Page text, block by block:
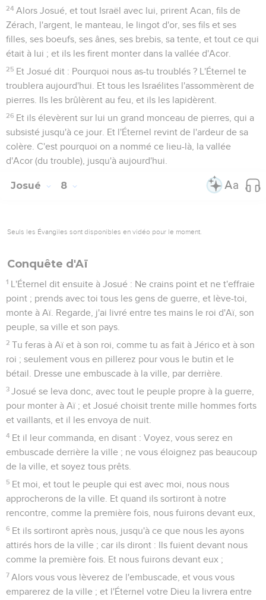
24 Alors Josué, et tout Israël avec lui, prirent Acan, fils de
Zérach, l'argent, le manteau, le lingot d'or, ses fils et ses
filles, ses boeufs, ses ânes, ses brebis, sa tente, et tout ce qui
était à lui ; et ils les firent monter dans la vallée d'Acor.
25 Et Josué dit : Pourquoi nous as-tu troublés ? L'Éternel te
troublera aujourd'hui. Et tous les Israélites l'assommèrent de
pierres. Ils les brûlèrent au feu, et ils les lapidèrent.
26 Et ils élevèrent sur lui un grand monceau de pierres, qui a
subsisté jusqu'à ce jour. Et l'Éternel revint de l'ardeur de sa
colère. C'est pourquoi on a nommé ce lieu-là, la vallée
d'Acor (du trouble), jusqu'à aujourd'hui.
Josué 8
Seuls les Évangiles sont disponibles en vidéo pour le moment.
Conquête d'Aï
1 L'Éternel dit ensuite à Josué : Ne crains point et ne t'effraie
point ; prends avec toi tous les gens de guerre, et lève-toi,
monte à Aï. Regarde, j'ai livré entre tes mains le roi d'Aï, son
peuple, sa ville et son pays.
2 Tu feras à Aï et à son roi, comme tu as fait à Jérico et à son
roi ; seulement vous en pillerez pour vous le butin et le
bétail. Dresse une embuscade à la ville, par derrière.
3 Josué se leva donc, avec tout le peuple propre à la guerre,
pour monter à Aï ; et Josué choisit trente mille hommes forts
et vaillants, et il les envoya de nuit.
4 Et il leur commanda, en disant : Voyez, vous serez en
embuscade derrière la ville ; ne vous éloignez pas beaucoup
de la ville, et soyez tous prêts.
5 Et moi, et tout le peuple qui est avec moi, nous nous
approcherons de la ville. Et quand ils sortiront à notre
rencontre, comme la première fois, nous fuirons devant eux,
6 Et ils sortiront après nous, jusqu'à ce que nous les ayons
attirés hors de la ville ; car ils diront : Ils fuient devant nous
comme la première fois. Et nous fuirons devant eux ;
7 Alors vous vous lèverez de l'embuscade, et vous vous
emparerez de la ville ; et l'Éternel votre Dieu la livrera entre